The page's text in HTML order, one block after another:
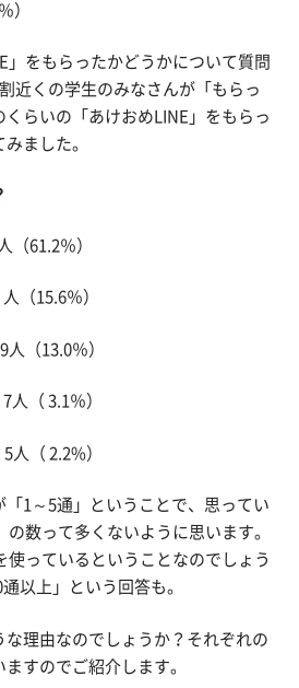
）
」をもらったかどうかについて質問
近くの学生のみなさんが「もらっ
らいの「あけおめLINE」をもらっ
ました。
61.2％）
15.6％）
13.0％）
3.1％）
2.2%）
1～5通」ということで、思ってい
の数って多くないように思います。
使っているということなのでしょう
以上」という回答も。
な理由なのでしょうか？それぞれの
すのでご紹介します。